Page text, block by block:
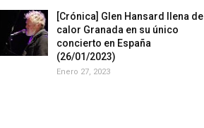
[Crónica] Glen Hansard llena de
calor Granada en su único
concierto en España
(26/01/2023)
Enero 27, 2023